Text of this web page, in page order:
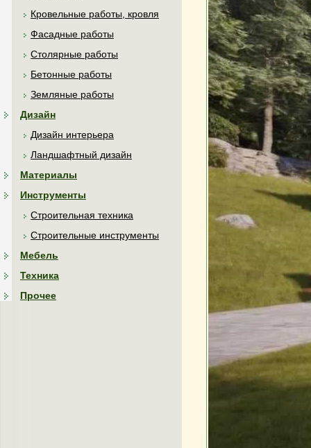
Кровельные работы, кровля
Фасадные работы
Столярные работы
Бетонные работы
Земляные работы
Дизайн
Дизайн интерьера
Ландшафтный дизайн
Материалы
Инструменты
Строительная техника
Строительные инструменты
Мебель
Техника
Прочее